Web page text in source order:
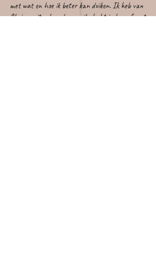
met wat en hoe ik beter kan duiken. Ik heb van
Chris nooit gehoord waar ik slecht in ben of wat